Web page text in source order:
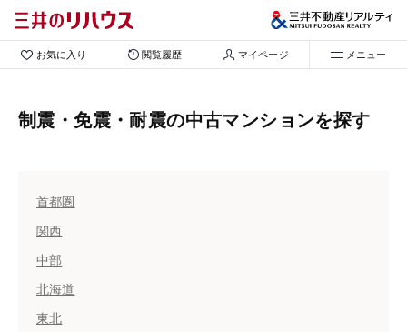
お気に入り 閲覧履歴 マイページ メニュー
制震・免震・耐震の中古マンションを探す
首都圏
関西
中部
北海道
東北